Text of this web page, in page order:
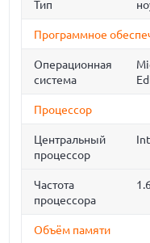
Тип
Программное
Операционная
система
Процессор
Центральный
процессор
Частота
процессора
Объём памяти